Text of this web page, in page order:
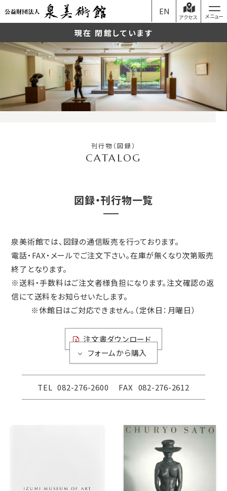
EN
現在 閉館しています
アクセス
刊行物（図録）
図録・刊行物一覧
泉美術館では、図録の通信販売を行っております。
電話・FAX・メールでご注文下さい。在庫が無くなり次第販売
終了となります。
※送料・手数料はご注文者様負担になります。注文確認の返
信にて送料をお知らせいたします。
※休館日はご対応できません。（定休日：月曜日）
注文書ダウンロード
フォームから購入
TEL 082-276-2600 FAX 082-276-2612